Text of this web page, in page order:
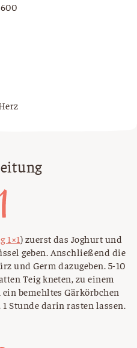
1×1) zuerst das Joghurt und
geben. Anschließend die
und Germ dazugeben. 5-10
Teig kneten, zu einem
bemehltes Gärkörbchen
1 Stunde darin rasten lassen.